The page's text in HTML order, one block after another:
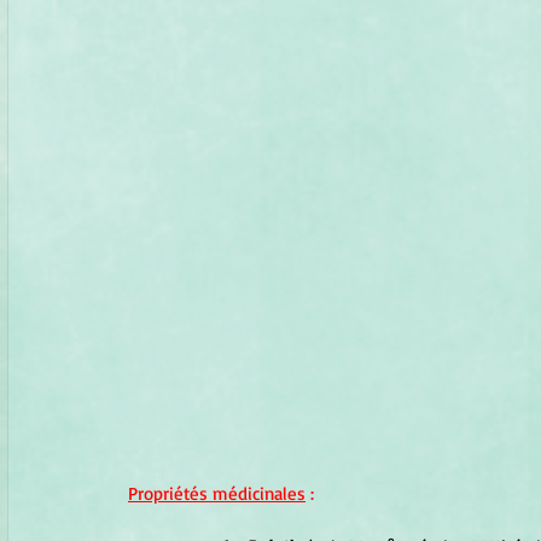
Propriétés médicinales :